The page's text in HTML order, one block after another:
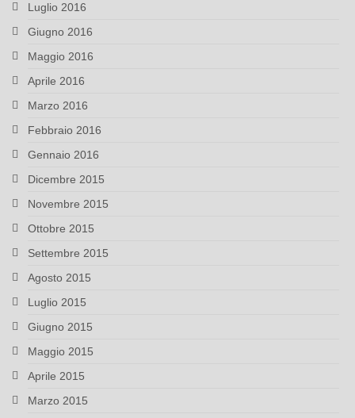
Luglio 2016
Giugno 2016
Maggio 2016
Aprile 2016
Marzo 2016
Febbraio 2016
Gennaio 2016
Dicembre 2015
Novembre 2015
Ottobre 2015
Settembre 2015
Agosto 2015
Luglio 2015
Giugno 2015
Maggio 2015
Aprile 2015
Marzo 2015